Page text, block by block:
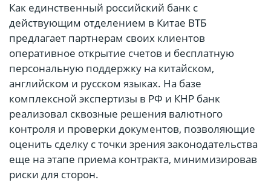
Как единственный российский банк с
действующим отделением в Китае ВТБ
предлагает партнерам своих клиентов
оперативное открытие счетов и бесплатную
персональную поддержку на китайском,
английском и русском языках. На базе
комплексной экспертизы в РФ и КНР банк
реализовал сквозные решения валютного
контроля и проверки документов, позволяющие
оценить сделку с точки зрения законодательства
еще на этапе приема контракта, минимизировав
риски для сторон.